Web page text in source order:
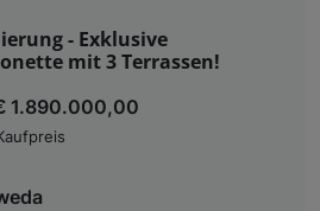
- Exklusive
mit 3 Terrassen!
1.890.000,00